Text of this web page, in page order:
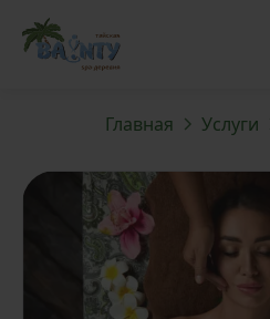
Главная Услуги